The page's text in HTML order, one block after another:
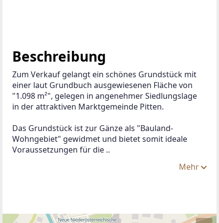
Beschreibung
Zum Verkauf gelangt ein schönes Grundstück mit
einer laut Grundbuch ausgewiesenen Fläche von
"1.098 m²", gelegen in angenehmer Siedlungslage
in der attraktiven Marktgemeinde Pitten.
Das Grundstück ist zur Gänze als "Bauland-
Wohngebiet" gewidmet und bietet somit ideale
Voraussetzungen für die ..
Mehr